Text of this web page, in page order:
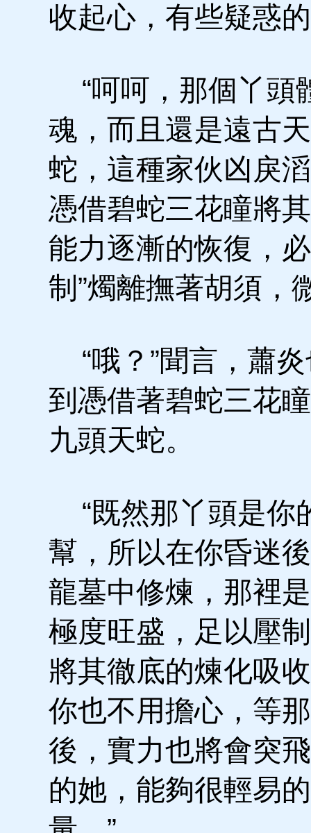
收起心，有些疑惑
“呵呵，那個丫頭
魂，而且還是遠古
蛇，這種家伙凶戾
憑借碧蛇三花瞳將
能力逐漸的恢復，
制”燭離撫著胡須，
“哦？”聞言，蕭
到憑借著碧蛇三花
九頭天蛇。
“既然那丫頭是你
幫，所以在你昏迷
龍墓中修煉，那裡
極度旺盛，足以壓
將其徹底的煉化吸
你也不用擔心，等
後，實力也將會突
的她，能夠很輕易